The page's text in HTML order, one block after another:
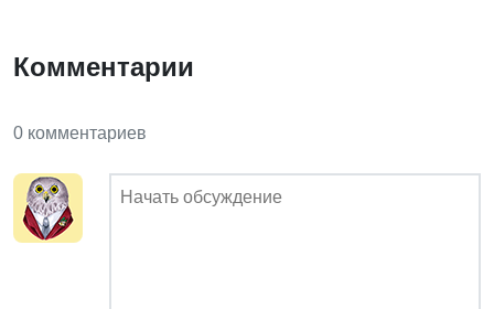
Комментарии
0 комментариев